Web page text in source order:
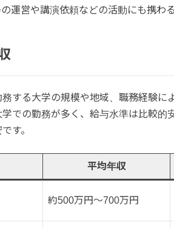
運営や講演依頼などの活動にも携わ
する大学の規模や地域、職務経験に
での勤務が多く、給与水準は比較的
す。
平均年収
約500万円～700万円